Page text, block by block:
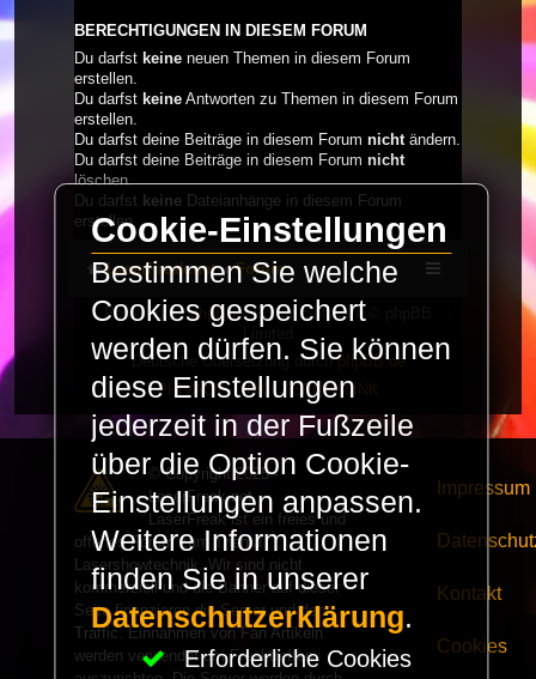
BERECHTIGUNGEN IN DIESEM FORUM
Du darfst keine neuen Themen in diesem Forum
erstellen.
Du darfst keine Antworten zu Themen in diesem Forum
erstellen.
Du darfst deine Beiträge in diesem Forum nichtändern.
Du darfst deine Beiträge in diesem Forum nicht
löschen.
Du darfst keine Dateianhänge in diesem Forum
erstellen.
LaserFreak.net Forum
Powered byphpBB® Forum Software © phpBB
Deutsche Übersetzung durchphpBB.de
PRIVACY_LINK | TERMS_LINK
© Copyright 2025 -
LaserFreak.net
LaserFreak ist ein freies und
offenes Forum zum Thema
Lasershowtechnik. Wir sind nicht
kommerziell und die Banner auf dieser
Seite finanzieren die Server und den
Traffic. Einnahmen von Fan Artikeln
werden verwendet um Freaktreffen
Impressum
Kontakt
Cookies
Cookie-Einstellungen
Bestimmen Sie welche
Cookies gespeichert
werden dürfen. Sie können
diese Einstellungen
jederzeit in der Fußzeile
über die Option Cookie-
Einstellungen anpassen.
Weitere Informationen
finden Sie in unserer
Datenschutzerklärung.
Erforderliche Cookies